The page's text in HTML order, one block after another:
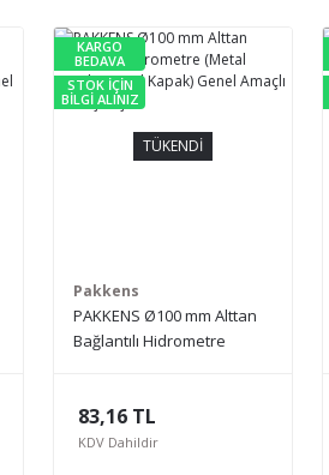
TÜKENDİ
KARGO
BEDAVA
STOK İÇİN
BİLGİ ALINIZ
Pakkens
PAKKENS Ø100 mm Alttan
Bağlantılı Hidrometre
Basınç Ölçer
83,16 TL
KDV Dahildir